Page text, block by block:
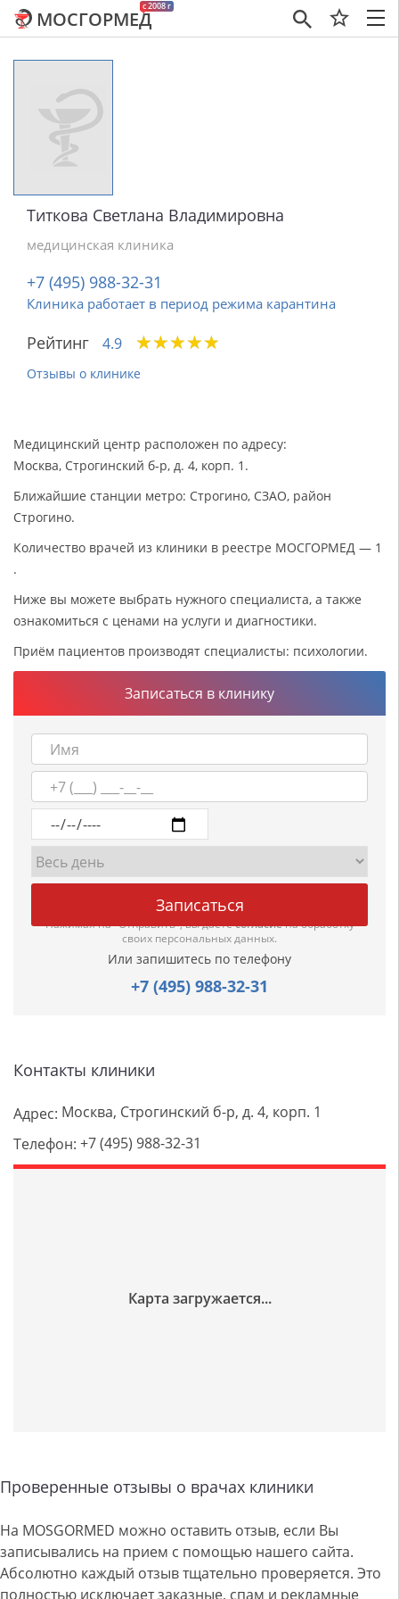
×
c 2008 г
МОСГОРМЕД
Титкова Светлана Владимировна
медицинская клиника
+7 (495) 988-32-31
Клиника работает в период режима карантина
Рейтинг 4.9 ★★★★★
★★★★★
Отзывы о клинике
Медицинский центр расположен по адресу:
Москва, Строгинский б-р, д. 4, корп. 1.
Ближайшие станции метро: Строгино, СЗАО, район
Строгино.
Количество врачей из клиники в реестре МОСГОРМЕД — 1
.
Ниже вы можете выбрать нужного специалиста, а также
ознакомиться с ценами на услуги и диагностики.
Приём пациентов производят специалисты: психологии.
Записаться в клинику
Нажимая на "Отправить", вы даетесогласиена обработку
своих персональных данных.
Или запишитесь по телефону
+7 (495) 988-32-31
Контакты клиники
Адрес: Москва, Строгинский б-р, д. 4, корп. 1
Телефон: +7 (495) 988-32-31
Проверенные отзывы о врачах клиники
На MOSGORMED можно оставить отзыв, если Вы
записывались на прием с помощью нашего сайта.
Абсолютно каждый отзыв тщательно проверяется. Это
полностью исключает заказные, спам и рекламные